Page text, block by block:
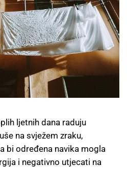
ljetnih dana raduju
na svježem zraku,
bi određena navika mogla
i negativno utjecati na